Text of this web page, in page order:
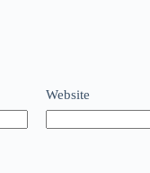
Website